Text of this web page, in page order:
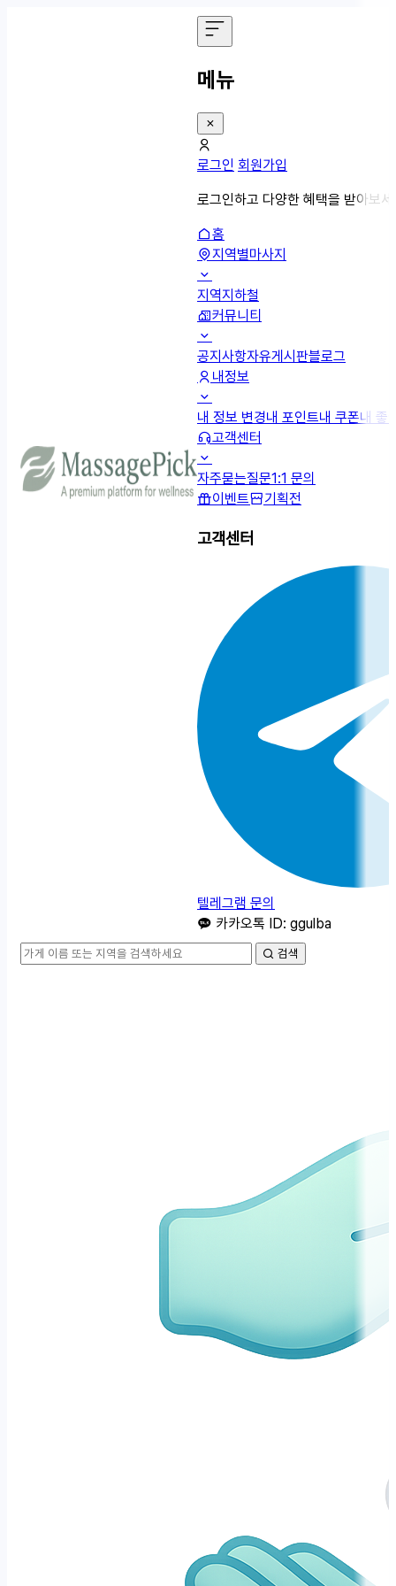
메뉴
로그인 회원가입
로그인하고 다양한 혜택을 받아보
홈
지역별마사지
지역지하철
커뮤니티
공지사항자유게시판블로그
내정보
내 정보 변경내 포인트내 쿠폰내 좋
고객센터
자주묻는질문1:1 문의
이벤트
기획전
고객센터
텔레그램 문의
카카오톡 ID: ggulba
검색